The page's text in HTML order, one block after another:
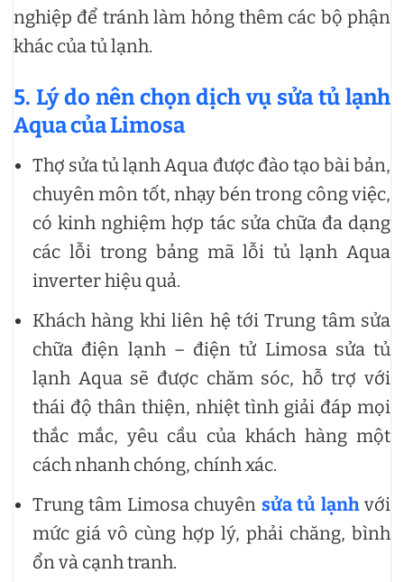
nghiệp để tránh làm hỏng thêm các bộ phận
khác của tủ lạnh.
5. Lý do nên chọn dịch vụ sửa tủ lạnh
Aqua của Limosa
Thợ sửa tủ lạnh Aqua được đào tạo bài bản,
chuyên môn tốt, nhạy bén trong công việc,
có kinh nghiệm hợp tác sửa chữa đa dạng
các lỗi trong bảng mã lỗi tủ lạnh Aqua
inverter hiệu quả.
Khách hàng khi liên hệ tới Trung tâm sửa
chữa điện lạnh – điện tử Limosa sửa tủ
lạnh Aqua sẽ được chăm sóc, hỗ trợ với
thái độ thân thiện, nhiệt tình giải đáp mọi
thắc mắc, yêu cầu của khách hàng một
cách nhanh chóng, chính xác.
Trung tâm Limosa chuyên sửa tủ lạnhvới
mức giá vô cùng hợp lý, phải chăng, bình
ổn và cạnh tranh.